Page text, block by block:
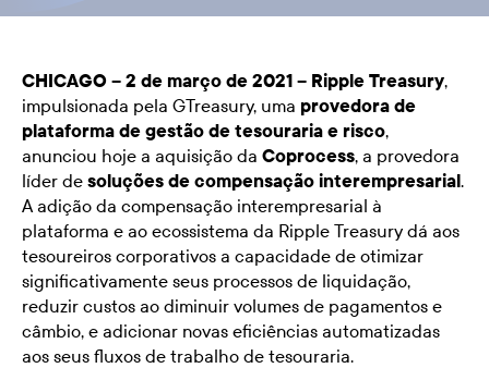
CHICAGO – 2 de março de 2021 – Ripple Treasury,
impulsionada pela GTreasury, uma provedora de
plataforma de gestão de tesouraria e risco,
anunciou hoje a aquisição da Coprocess, a provedora
líder de soluções de compensação interempresarial.
A adição da compensação interempresarial à
plataforma e ao ecossistema da Ripple Treasury dá aos
tesoureiros corporativos a capacidade de otimizar
significativamente seus processos de liquidação,
reduzir custos ao diminuir volumes de pagamentos e
câmbio, e adicionar novas eficiências automatizadas
aos seus fluxos de trabalho de tesouraria.